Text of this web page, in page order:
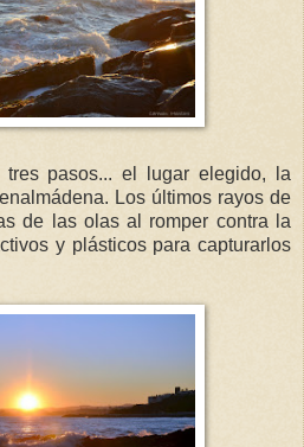
pasos... el lugar elegido, la
Los últimos rayos de
de las olas al romper contra la
y plásticos para capturarlos